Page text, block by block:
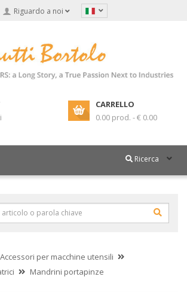
Riguardo a noi
CARRELLO
0.00 prod. - € 0.00
Ricerca
Accessori per macchine utensili
Mandrini portapinze